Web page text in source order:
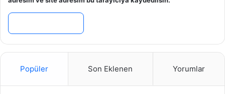
Popüler Son Eklenen Yorumlar